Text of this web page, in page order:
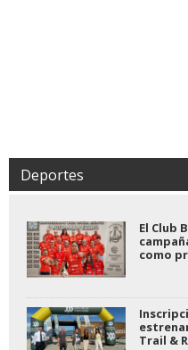
Deportes
El Club
como
Trail &